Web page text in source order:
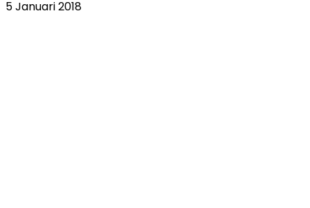
5 Januari 2018